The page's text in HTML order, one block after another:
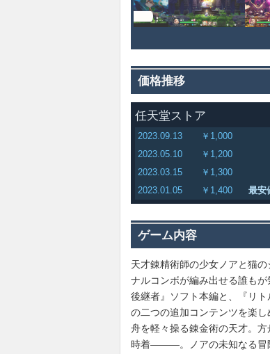
価格推移
任天堂ストア
2023.09.13
￥1,000
2023.05.10
￥1,200
2023.03.15
￥1,300
2023.01.05
￥1,400 最安
ゲーム内容
天才錬精術師の少女ノアと猫
ナルコンボが編み出せる誰も
後継者』ソフト本編と、『リ
の二つの追加コンテンツを楽
舟を軽々操る錬金術の天才。
時着―――。ノアの未知なる冒